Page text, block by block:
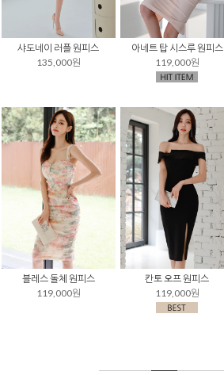
샤도네이 러플 원피스
135,000원
아네트 탑 시스루 원피스
119,000원
블레스 돌체 원피스
119,000원
칸토 오프 원피스
119,000원